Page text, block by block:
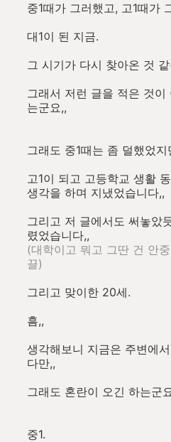
중1때가 그러했고, 고1때가
대1이 된 지금.
그 시기가 다시 찾아온 것
그래서 저런 글을 적은 것이
는군요,,
그래도 중1때는 좀 덜했었지
고1이 되고 고등학교 생활
생각을 하며 지냈었습니다,,
그리고 저 글에서도 써놓았
렸었습니다,,
(대학이고 뭐고 그딴 건 안
끌)
그리고 맞이한 20세.
흠,,
생각해보니 지금은 주변에
다만,,
그래도 혼란이 오긴 하는군
중1.